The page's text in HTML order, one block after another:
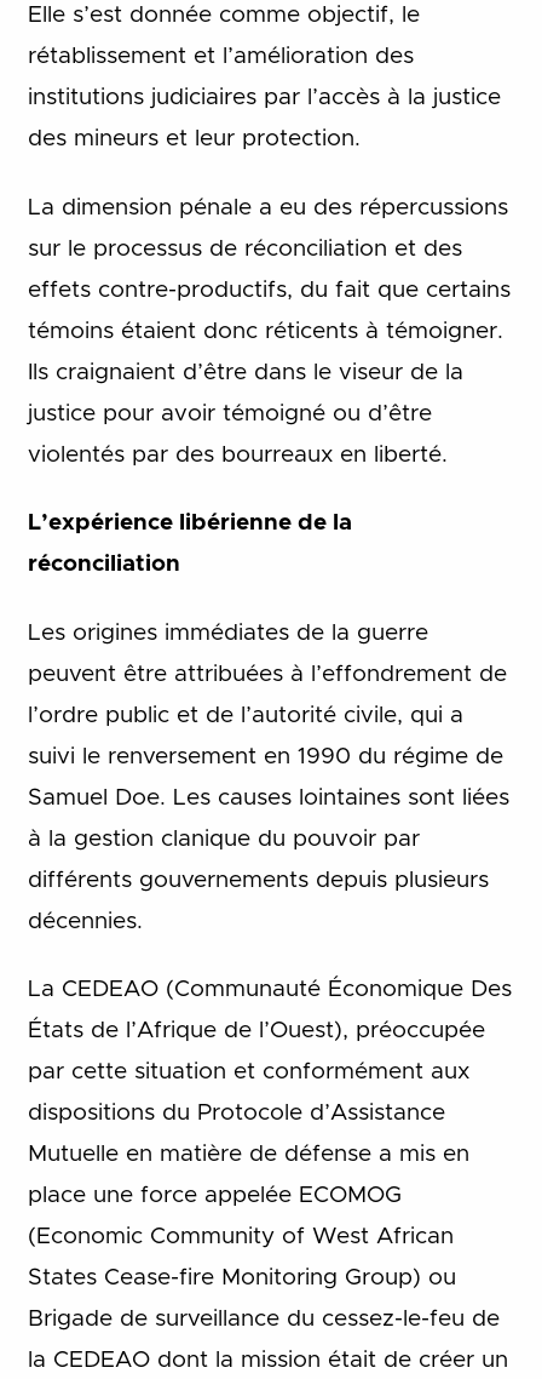
Elle s’est donnée comme objectif, le
rétablissement et l’amélioration des
institutions judiciaires par l’accès à la justice
des mineurs et leur protection.
La dimension pénale a eu des répercussions
sur le processus de réconciliation et des
effets contre-productifs, du fait que certains
témoins étaient donc réticents à témoigner.
Ils craignaient d’être dans le viseur de la
justice pour avoir témoigné ou d’être
violentés par des bourreaux en liberté.
L’expérience libérienne de la
réconciliation
Les origines immédiates de la guerre
peuvent être attribuées à l’effondrement de
l’ordre public et de l’autorité civile, qui a
suivi le renversement en 1990 du régime de
Samuel Doe. Les causes lointaines sont liées
à la gestion clanique du pouvoir par
différents gouvernements depuis plusieurs
décennies.
La CEDEAO (Communauté Économique Des
États de l’Afrique de l’Ouest), préoccupée
par cette situation et conformément aux
dispositions du Protocole d’Assistance
Mutuelle en matière de défense a mis en
place une force appelée ECOMOG
(Economic Community of West African
States Cease-fire Monitoring Group) ou
Brigade de surveillance du cessez-le-feu de
la CEDEAO dont la mission était de créer un